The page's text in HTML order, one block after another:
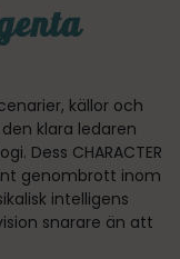
källor och
klara ledaren
Dess CHARACTER
genombrott inom
intelligens
snarare än att